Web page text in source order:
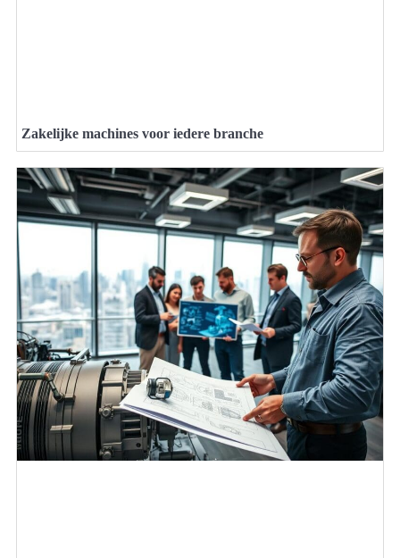
Zakelijke machines voor iedere branche